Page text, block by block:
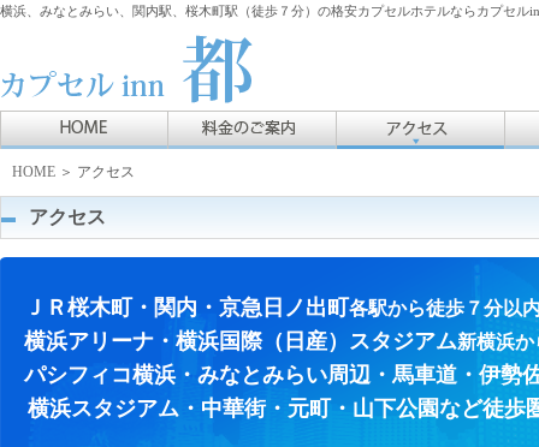
横浜、みなとみらい、関内駅、桜木町駅（徒歩７分）の格安カプセルホテルならカプセル
HOME ＞ アクセス
アクセス
ＪＲ桜木町・関内・京急日ノ出町各駅から徒歩７分以
横浜アリーナ・横浜国際（日産）スタジアム新横浜
パシフィコ横浜・みなとみらい周辺・馬車道・伊勢
横浜スタジアム・中華街・元町・山下公園など徒歩